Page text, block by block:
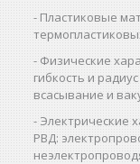
Пластиковые
Физические
гибкость и
всасывание и
Электрические
РВД: